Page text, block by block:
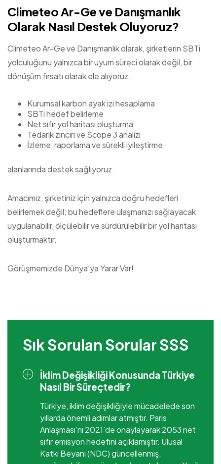
Climeteo Ar-Ge ve Danışmanlık
Olarak Nasıl Destek Oluyoruz?
Climeteo Ar-Ge ve Danışmanlık olarak, şirketlerin SBTi
yolculuğunu yalnızca bir uyum süreci olarak değil, bir
dönüşüm fırsatı olarak ele alıyoruz.
Kurumsal karbon ayak izi hesaplama
SBTi hedef belirleme
Net sıfır yol haritası oluşturma
Tedarik zinciri ve Scope 3 analizi
İzleme, raporlama ve sürekli iyileştirme
alanlarında destek sağlıyoruz.
Amacımız, şirketiniz için yalnızca doğru hedefleri
belirlemek değil; bu hedeflere ulaşmanızı sağlayacak
uygulanabilir, ölçülebilir ve sürdürülebilir bir yol haritası
oluşturmaktır.
Görüşmemizde Dünya’ya Yarar Var!
Sık Sorulan Sorular SSS
İklim Değişikliği Konusunda Türkiye
Nasıl Bir Süreçtedir?
Türkiye, iklim değişikliğiyle mücadelede son
yıllarda önemli adımlar atmıştır. Paris
Anlaşması’nı 2021’de onaylayarak 2053 net
sıfır emisyon hedefini açıklamıştır. Ulusal
Katkı Beyanı (NDC) güncellenmiş,